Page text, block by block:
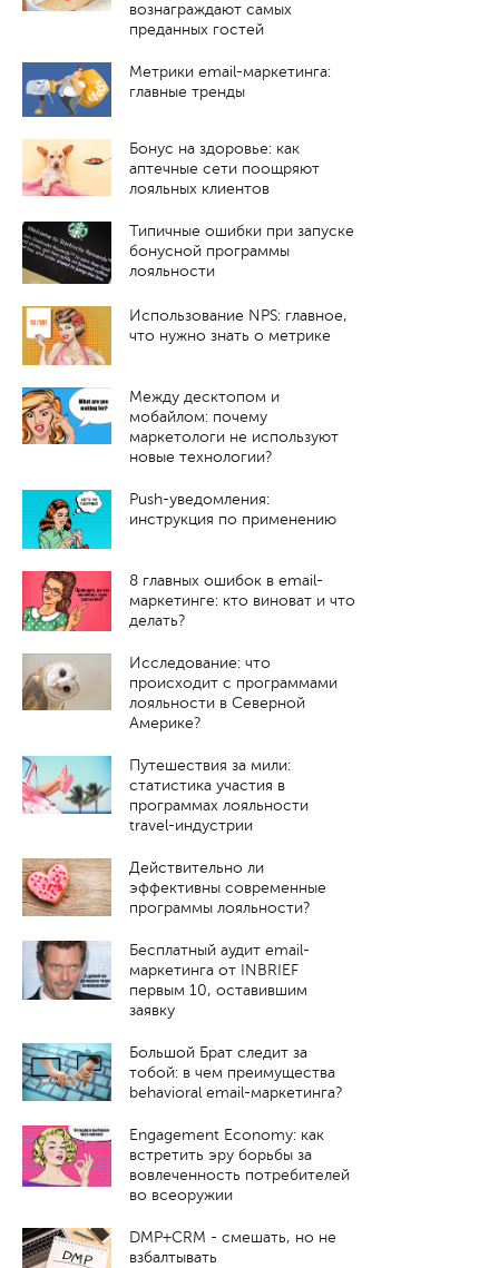
вознаграждают самых
преданных гостей
Метрики email-маркетинга:
главные тренды
Бонус на здоровье: как
аптечные сети поощряют
лояльных клиентов
Типичные ошибки при запуске
бонусной программы
лояльности
Использование NPS: главное,
что нужно знать о метрике
Между десктопом и
мобайлом: почему
маркетологи не используют
новые технологии?
Push-уведомления:
инструкция по применению
8 главных ошибок в email-
маркетинге: кто виноват и что
делать?
Исследование: что
происходит с программами
лояльности в Северной
Америке?
Путешествия за мили:
статистика участия в
программах лояльности
travel-индустрии
Действительно ли
эффективны современные
программы лояльности?
Бесплатный аудит email-
маркетинга от INBRIEF
первым 10, оставившим
заявку
Большой Брат следит за
тобой: в чем преимущества
behavioral email-маркетинга?
Engagement Economy: как
встретить эру борьбы за
вовлеченность потребителей
во всеоружии
DMP+CRM - смешать, но не
взбалтывать